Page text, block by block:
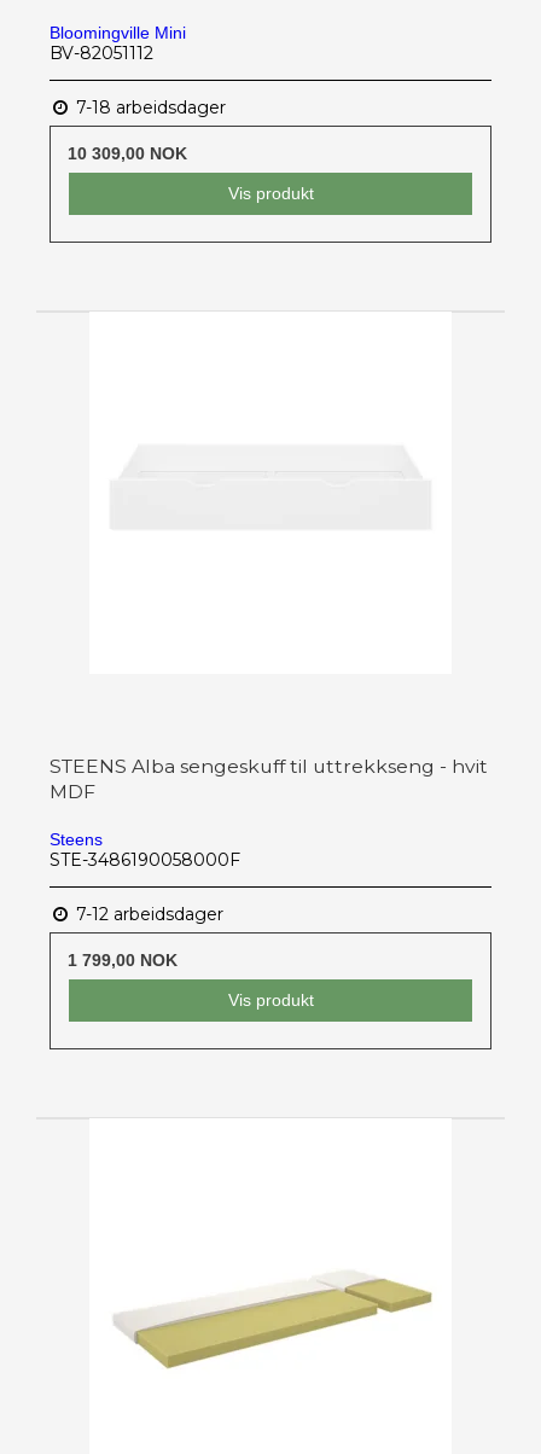
Bloomingville Mini
BV-82051112
7-18 arbeidsdager
10 309,00 NOK
Vis produkt
STEENS Alba sengeskuff til uttrekkseng - hvit
MDF
Steens
STE-3486190058000F
7-12 arbeidsdager
1 799,00 NOK
Vis produkt